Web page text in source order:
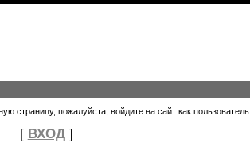
страницу, пожалуйста, войдите на сайт как пользователь.
[ ВХОД]